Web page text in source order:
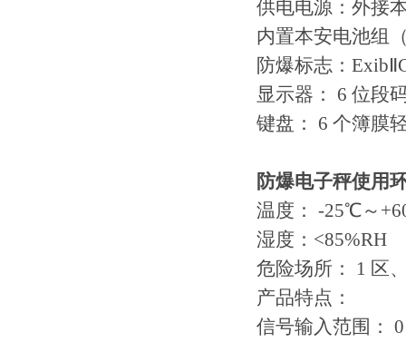
供电电源：外接
内置本安电池组
防爆标志：
显示器： 6 位段
键盘： 6 个簿膜
防爆电子秤使用
温度： -25℃～
湿度：<85%RH
危险场所： 1 区
产品特点：
信号输入范围：